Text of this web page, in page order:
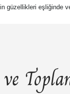
güzellikleri eşliğinde